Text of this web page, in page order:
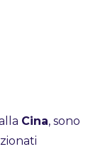
Cina, sono